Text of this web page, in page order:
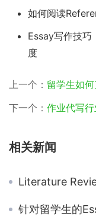
如何阅读
Essay写作技巧
度
上一个： 留学生如
下一个： 作业代写行业水
相关新闻
Literature
针对留学生的